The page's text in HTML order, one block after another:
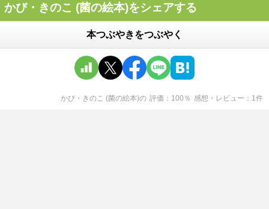
かび・きのこ (菌の絵本)をシェアする
本つぶやきをつぶやく
かび・きのこ (菌の絵本)の 評価 100 ％ 感想・レビュー 1件